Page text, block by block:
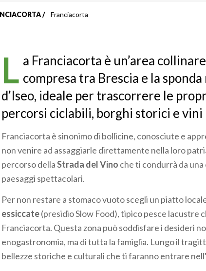
Franciacorta
L a Franciacorta è un’area
compresa tra Brescia e la
d’Iseo, ideale per trascorrere le
percorsi ciclabili, borghi storici e
Franciacorta è sinonimo di bollicine, conosciute e
non venire ad assaggiarle direttamente nella loro
percorso dellaStrada del Vino che ti condurrà da
paesaggi spettacolari.
Per non restare a stomaco vuoto scegli un piatto
essiccate(presidio Slow Food), tipico pesce lacustre
Franciacorta. Questa zona può soddisfare i desideri
enogastronomia, ma di tutta la famiglia. Lungo il
bellezze storiche e culturali che ti faranno entrare